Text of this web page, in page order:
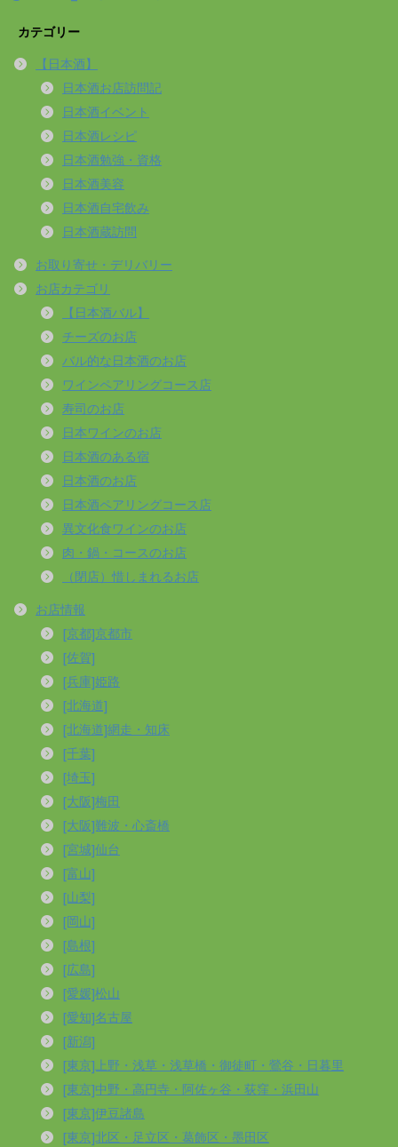
カテゴリー
【日本酒】
日本酒お店訪問記
日本酒イベント
日本酒レシピ
日本酒勉強・資格
日本酒美容
日本酒自宅飲み
日本酒蔵訪問
お取り寄せ・デリバリー
お店カテゴリ
【日本酒バル】
チーズのお店
バル的な日本酒のお店
ワインペアリングコース店
寿司のお店
日本ワインのお店
日本酒のある宿
日本酒のお店
日本酒ペアリングコース店
異文化食ワインのお店
肉・鍋・コースのお店
（閉店）惜しまれるお店
お店情報
[京都]京都市
[佐賀]
[兵庫]姫路
[北海道]
[北海道]網走・知床
[千葉]
[埼玉]
[大阪]梅田
[大阪]難波・心斎橋
[宮城]仙台
[富山]
[山梨]
[岡山]
[島根]
[広島]
[愛媛]松山
[愛知]名古屋
[新潟]
[東京]上野・浅草・浅草橋・御徒町・鶯谷・日暮里
[東京]中野・高円寺・阿佐ヶ谷・荻窪・浜田山
[東京]伊豆諸島
[東京]北区・足立区・葛飾区・墨田区